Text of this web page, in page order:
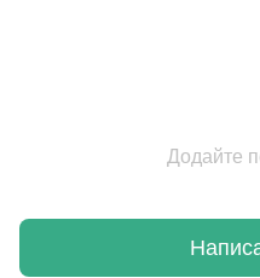
Додайте